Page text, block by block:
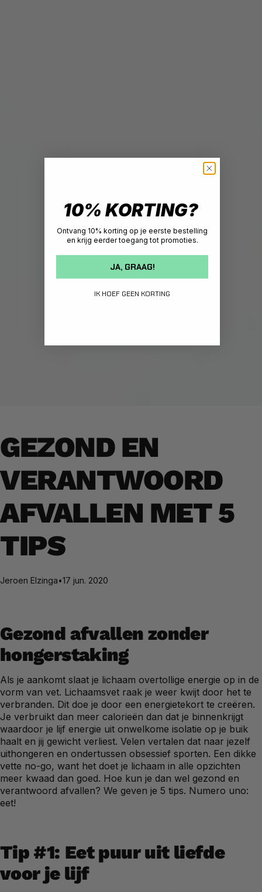
GEZOND EN
VERANTWOORD
AFVALLEN MET 5
TIPS
Jeroen Elzinga•17 jun. 2020
Gezond afvallen zonder
hongerstaking
Als je aankomt slaat je lichaam overtollige energie op in de
vorm van vet. Lichaamsvet raak je weer kwijt door het te
verbranden. Dit doe je door een energietekort te creëren.
Je verbruikt dan meer calorieën dan dat je binnenkrijgt
waardoor je lijf energie uit onwelkome isolatie op je buik
haalt en jij gewicht verliest. Velen vertalen dat naar jezelf
uithongeren en ondertussen obsessief sporten. Een dikke
vette no-go, want het doet je lichaam in alle opzichten
meer kwaad dan goed. Hoe kun je dan wel gezond en
verantwoord afvallen? We geven je 5 tips. Numero uno:
eet!
Tip #1: Eet puur uit liefde
voor je lijf
10% KORTING?
Ontvang 10% korting op je eerste bestelling
en krijg eerder toegang tot promoties.
JA, GRAAG!
IK HOEF GEEN KORTING